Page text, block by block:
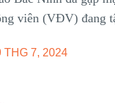
viên (VĐV) đang
THG 7, 2024